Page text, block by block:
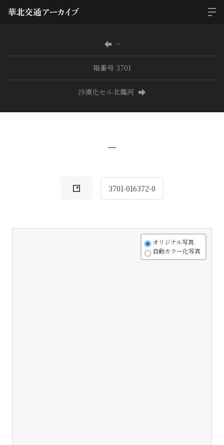
−
箱番号 3701
沙漠化セル北鳳河
−
3701-016372-0
オリジナル写真
自動カラー化写真